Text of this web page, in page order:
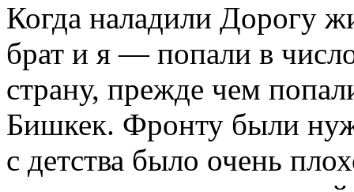
Когда наладили Дорогу
брат и я — попали в
страну, прежде чем
Бишкек. Фронту были
с детства было очень